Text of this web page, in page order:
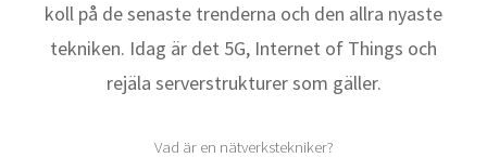
koll på de senaste trenderna och den allra nyaste
tekniken. Idag är det 5G, Internet of Things och
rejäla serverstrukturer som gäller.
Vad är en nätverkstekniker?